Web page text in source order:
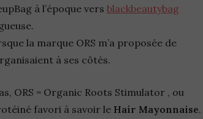
à l’époque vers blackbeautybag
la marque ORS m’a proposée de
à ses côtés.
ORS = Organic Roots Stimulator , ou
favori à savoir le Hair Mayonnaise.